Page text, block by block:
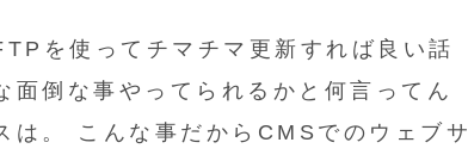
を使ってチマチマ更新すれば良い話
面倒な事やってられるかと何言ってん
は。 こんな事だからCMSでのウェブサ